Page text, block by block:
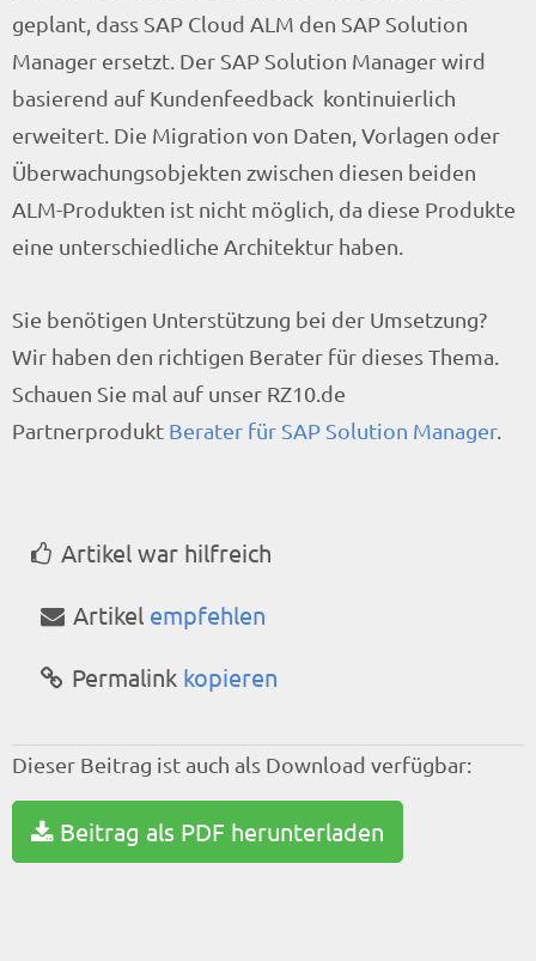
geplant, dass SAP Cloud ALM den SAP Solution
Manager ersetzt. Der SAP Solution Manager wird
basierend auf Kundenfeedback kontinuierlich
erweitert. Die Migration von Daten, Vorlagen oder
Überwachungsobjekten zwischen diesen beiden
ALM-Produkten ist nicht möglich, da diese Produkte
eine unterschiedliche Architektur haben.
Sie benötigen Unterstützung bei der Umsetzung?
Wir haben den richtigen Berater für dieses Thema.
Schauen Sie mal auf unser RZ10.de
Partnerprodukt Berater für SAP Solution Manager.
Artikel war hilfreich
Artikel empfehlen
Permalink kopieren
Dieser Beitrag ist auch als Download verfügbar:
Beitrag als PDF herunterladen